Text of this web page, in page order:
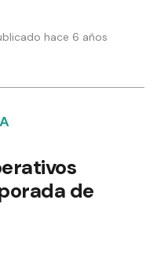
hace 6 años
de